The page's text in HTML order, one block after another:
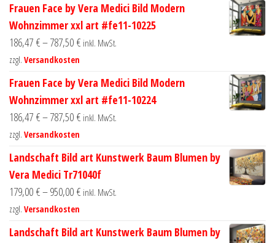
Frauen Face by Vera Medici Bild Modern
Wohnzimmer xxl art #fe11-10225
186,47 €–787,50 € inkl. MwSt.
zzgl. Versandkosten
Frauen Face by Vera Medici Bild Modern
Wohnzimmer xxl art #fe11-10224
186,47 €–787,50 € inkl. MwSt.
zzgl. Versandkosten
Landschaft Bild art Kunstwerk Baum Blumen by
Vera Medici Tr71040f
179,00 €–950,00 € inkl. MwSt.
zzgl. Versandkosten
Landschaft Bild art Kunstwerk Baum Blumen by